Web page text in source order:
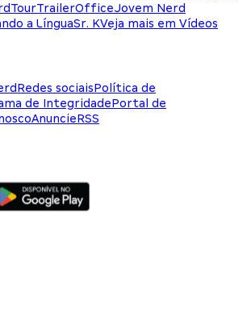
TrailerOfficeJovem Nerd
a LínguaSr. KVeja mais em Vídeos
Redes sociaisPolítica de
de IntegridadePortal de
AnuncieRSS